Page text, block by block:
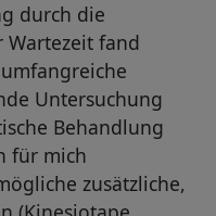
durch die
fand
Untersuchung
Behandlung
für mich
zusätzliche,